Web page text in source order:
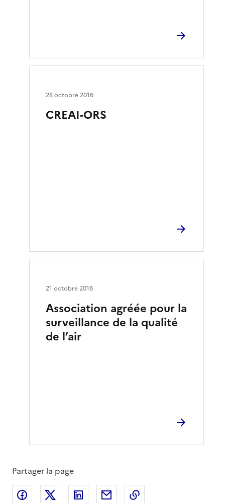
CREAI-ORS
28 octobre 2016
Association agréée pour la
surveillance de la qualité
de l’air
21 octobre 2016
Partager la page
Partager sur Facebook
Partager sur XPartager sur LinkedIn
Partager par email